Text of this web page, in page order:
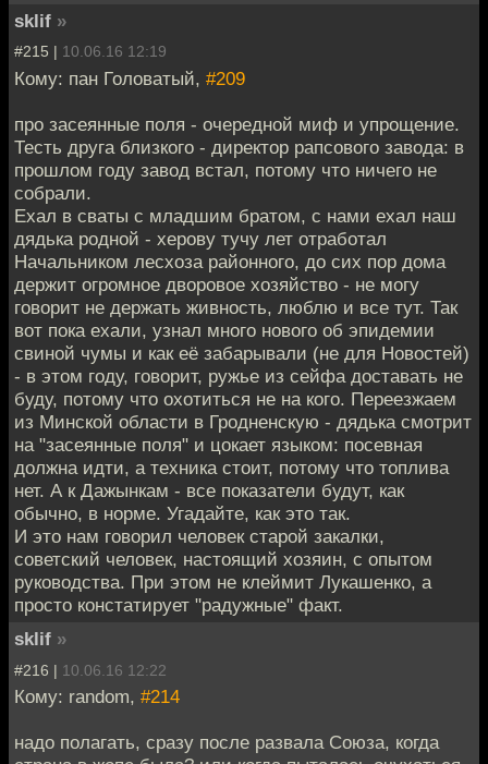
sklif »
#215 | 10.06.16 12:19
Кому: пан Головатый, #209
про засеянные поля - очередной миф и упрощение.
Тесть друга близкого - директор рапсового завода: в
прошлом году завод встал, потому что ничего не
собрали.
Ехал в сваты с младшим братом, с нами ехал наш
дядька родной - херову тучу лет отработал
Начальником лесхоза районного, до сих пор дома
держит огромное дворовое хозяйство - не могу
говорит не держать живность, люблю и все тут. Так
вот пока ехали, узнал много нового об эпидемии
свиной чумы и как её забарывали (не для Новостей)
- в этом году, говорит, ружье из сейфа доставать не
буду, потому что охотиться не на кого. Переезжаем
из Минской области в Гродненскую - дядька смотрит
на "засеянные поля" и цокает языком: посевная
должна идти, а техника стоит, потому что топлива
нет. А к Дажынкам - все показатели будут, как
обычно, в норме. Угадайте, как это так.
И это нам говорил человек старой закалки,
советский человек, настоящий хозяин, с опытом
руководства. При этом не клеймит Лукашенко, а
просто констатирует "радужные" факт.
sklif »
#216 | 10.06.16 12:22
Кому: random, #214
надо полагать, сразу после развала Союза, когда